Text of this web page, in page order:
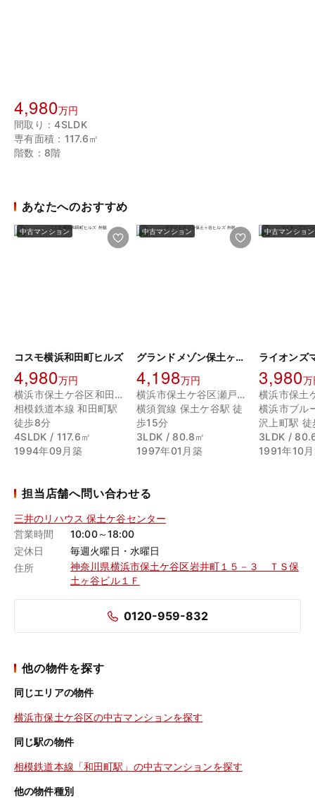
4,980万円
間取り：4SLDK
専有面積：117.6㎡
階数：8階
あなたへのおすすめ
中古マンション
コスモ横浜和田町ヒルズ
4,980万円
横浜市保土ケ谷区和田２丁目
相模鉄道本線 和田町駅
徒歩8分
4SLDK / 117.6㎡
1994年09月築
中古マンション
グランドメゾン保土ヶ谷ヒルズ
4,198万円
横浜市保土ケ谷区瀬戸ケ谷町
横須賀線 保土ケ谷駅 徒
歩15分
3LDK / 80.8㎡
1997年01月築
中古マンション
3,980万
横浜市保土
横浜市ブル
沢上町駅 徒
3LDK /
1991年10
担当店舗へ問い合わせる
三井のリハウス 保土ケ谷センター
営業時間
10:00～18:00
定休日
毎週火曜日・水曜日
住所
神奈川県横浜市保土ケ谷区岩井町１５－３ ＴＳ保
土ヶ谷ビル１Ｆ
0120-959-832
他の物件を探す
同じエリアの物件
横浜市保土ケ谷区の中古マンションを探す
同じ駅の物件
相模鉄道本線「和田町駅」の中古マンションを探す
他の物件種別